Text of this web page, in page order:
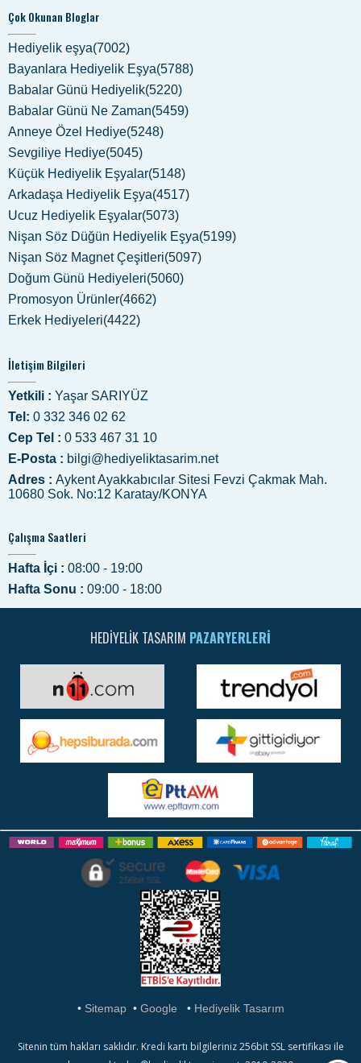
Çok Okunan Bloglar
Hediyelik eşya(7002)
Bayanlara Hediyelik Eşya(5788)
Babalar Günü Hediyelik(5220)
Babalar Günü Ne Zaman(5459)
Anneye Özel Hediye(5248)
Sevgiliye Hediye(5045)
Küçük Hediyelik Eşyalar(5148)
Arkadaşa Hediyelik Eşya(4517)
Ucuz Hediyelik Eşyalar(5073)
Nişan Söz Düğün Hediyelik Eşya(5199)
Nişan Söz Magnet Çeşitleri(5097)
Doğum Günü Hediyeleri(5060)
Promosyon Ürünler(4662)
Erkek Hediyeleri(4422)
İletişim Bilgileri
Yetkili : Yaşar SARIYÜZ
Tel: 0 332 346 02 62
Cep Tel : 0 533 467 31 10
E-Posta : bilgi@hediyeliktasarim.net
Adres : Aykent Ayakkabıcılar Sitesi Fevzi Çakmak Mah.
10680 Sok. No:12 Karatay/KONYA
Çalışma Saatleri
Hafta İçi : 08:00 - 19:00
Hafta Sonu : 09:00 - 18:00
HEDIYELIK TASARIM PAZARYERLERI
• Sitemap• Google • Hediyelik Tasarım
Sitenin tüm hakları saklıdır. Kredi kartı bilgileriniz 256bit SSL sertifikası ile